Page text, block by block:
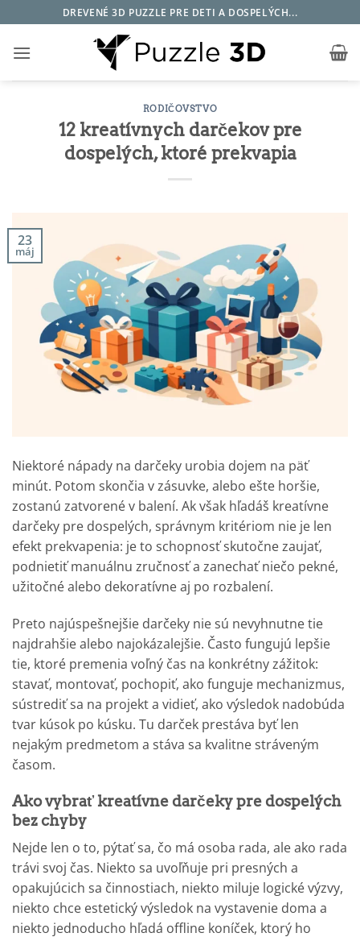
to
content
DREVENÉ 3D PUZZLE PRE DETI A DOSPELÝCH...
RODIČOVSTVO
12 kreatívnych darčekov pre
dospelých, ktoré prekvapia
23
máj
Niektoré nápady na darčeky urobia dojem na päť
minút. Potom skončia v zásuvke, alebo ešte horšie,
zostanú zatvorené v balení. Ak však hľadáš kreatívne
darčeky pre dospelých, správnym kritériom nie je len
efekt prekvapenia: je to schopnosť skutočne zaujať,
podnietiť manuálnu zručnosť a zanechať niečo pekné,
užitočné alebo dekoratívne aj po rozbalení.
Preto najúspešnejšie darčeky nie sú nevyhnutne tie
najdrahšie alebo najokázalejšie. Často fungujú lepšie
tie, ktoré premenia voľný čas na konkrétny zážitok:
stavať, montovať, pochopiť, ako funguje mechanizmus,
sústrediť sa na projekt a vidieť, ako výsledok nadobúda
tvar kúsok po kúsku. Tu darček prestáva byť len
nejakým predmetom a stáva sa kvalitne stráveným
časom.
Ako vybrať kreatívne darčeky pre dospelých
bez chyby
Nejde len o to, pýtať sa, čo má osoba rada, ale ako rada
trávi svoj čas. Niekto sa uvoľňuje pri presných a
opakujúcich sa činnostiach, niekto miluje logické výzvy,
niekto chce estetický výsledok na vystavenie doma a
niekto jednoducho hľadá offline koníček, ktorý ho